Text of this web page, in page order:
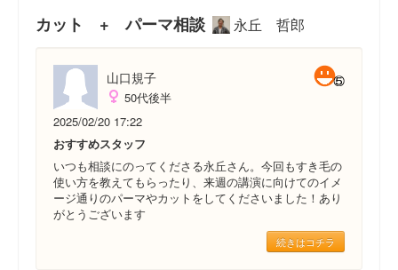
カット + パーマ相談 永丘 哲郎
山口規子
50代後半
2025/02/20 17:22
おすすめスタッフ
いつも相談にのってくださる永丘さん。今回もすき毛の
使い方を教えてもらったり、来週の講演に向けてのイメ
ージ通りのパーマやカットをしてくださいました！あり
がとうございます
続きはコチラ